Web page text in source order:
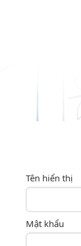
Tên hiển thị
Mật khẩu